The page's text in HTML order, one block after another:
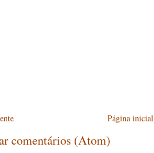
Página inicial
comentários (Atom)